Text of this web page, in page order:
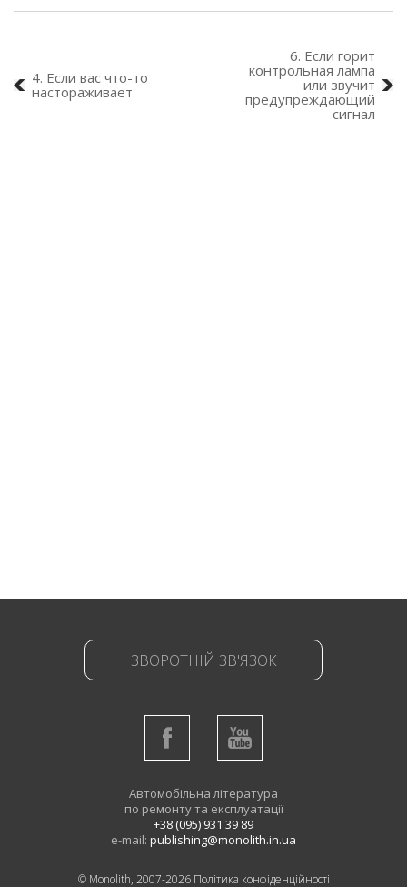
4. Если вас что-то
настораживает
6. Если горит
контрольная лампа
или звучит
предупреждающий
сигнал
ЗВОРОТНІЙ ЗВ'ЯЗОК
Автомобільна література
по ремонту та експлуатації
+38 (095) 931 39 89
e-mail: publishing@monolith.in.ua
© Monolith, 2007-2026 Політика конфіденційності